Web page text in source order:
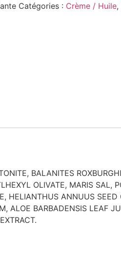
Catégories : Crème / Huile,
BALANITES
OLIVATE, MARIS SAL,
HELIANTHUS ANNUUS SEED
ALOE BARBADENSIS LEAF